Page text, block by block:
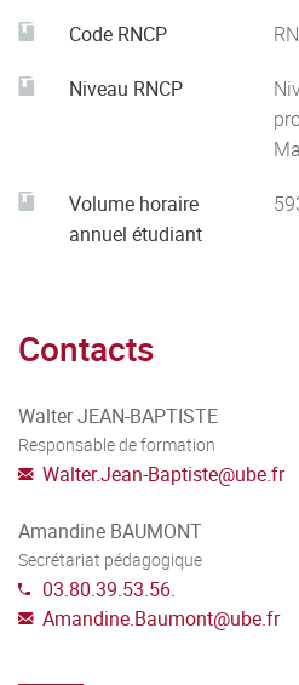
Code RNCP
Niveau RNCP
Volume horaire
annuel étudiant
Contacts
Walter JEAN-BAPTISTE
Responsable de formation
Walter.Jean-Baptiste@ube.fr
Amandine BAUMONT
Secrétariat pédagogique
03.80.39.53.56.
Amandine.Baumont@ube.fr